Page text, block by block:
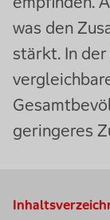
was den
stärkt. In
geringeres